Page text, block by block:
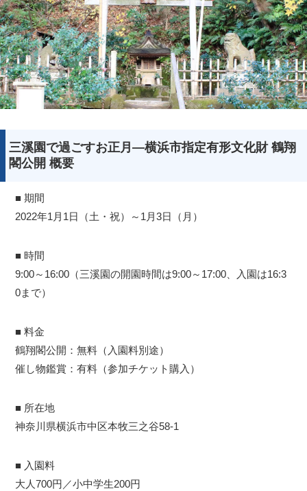
三溪園で過ごすお正月―横浜市指定有形文化財 鶴翔
閣公開 概要
■ 期間
2022年1月1日（土・祝）～1月3日（月）
■ 時間
9:00～16:00（三溪園の開園時間は9:00～17:00、入園は16:3
0まで）
■ 料金
鶴翔閣公開：無料（入園料別途）
催し物鑑賞：有料（参加チケット購入）
■ 所在地
神奈川県横浜市中区本牧三之谷58-1
■ 入園料
大人700円／小中学生200円